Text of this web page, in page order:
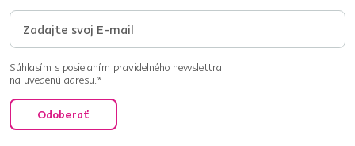
Súhlasím s posielaním pravidelného newslettra
na uvedenú adresu.*
Odoberať